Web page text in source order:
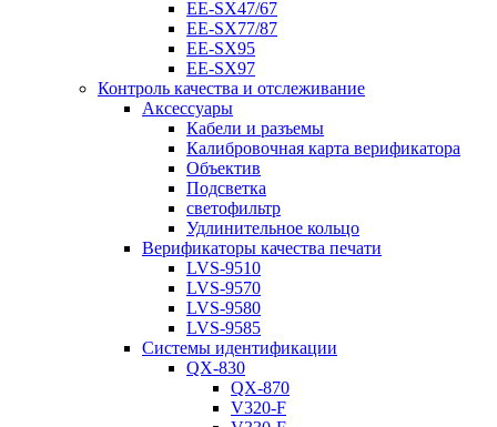
EE-SX47/67
EE-SX77/87
EE-SX95
EE-SX97
Контроль качества и отслеживание
Аксессуары
Кабели и разъемы
Калибровочная карта верификатора
Объектив
Подсветка
светофильтр
Удлинительное кольцо
Верификаторы качества печати
LVS-9510
LVS-9570
LVS-9580
LVS-9585
Системы идентификации
QX-830
QX-870
V320-F